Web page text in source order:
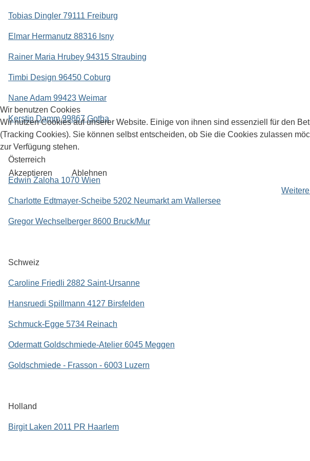
Tobias Dingler 79111 Freiburg
Elmar Hermanutz 88316 Isny
Rainer Maria Hrubey 94315 Straubing
Timbi Design 96450 Coburg
Nane Adam 99423 Weimar
Kerstin Damm 99867 Gotha
Österreich
Edwin Zaloha 1070 Wien
Charlotte Edtmayer-Scheibe 5202 Neumarkt am Wallersee
Gregor Wechselberger 8600 Bruck/Mur
Schweiz
Caroline Friedli 2882 Saint-Ursanne
Hansruedi Spillmann 4127 Birsfelden
Schmuck-Egge 5734 Reinach
Odermatt Goldschmiede-Atelier 6045 Meggen
Goldschmiede - Frasson - 6003 Luzern
Holland
Birgit Laken 2011 PR Haarlem
Wir benutzen Cookies
Wir nutzen Cookies auf unserer Website. Einige von ihnen sind essenziell für den
(Tracking Cookies). Sie können selbst entscheiden, ob Sie die Cookies zulassen
zur Verfügung stehen.
Akzeptieren Ablehnen